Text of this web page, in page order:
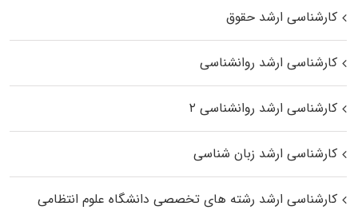
کارشناسی ارشد حقوق
کارشناسی ارشد روانشناسی
کارشناسی ارشد روانشناسی ۲
کارشناسی ارشد زبان شناسی
کارشناسی ارشد رﺷﺘﻪ ﻫﺎی تخصصی داﻧﺸﮕﺎه ﻋﻠﻮم انتظامی